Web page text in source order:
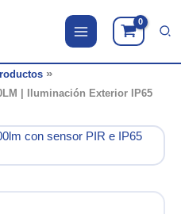
| Iluminación Exterior IP65